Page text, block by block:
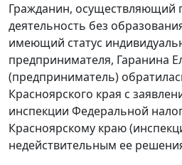
Гражданин, осуществляющий
деятельность без
имеющий статус
предпринимателя, Гаранина
(предприниматель)
Красноярского края с
инспекции Федеральной
Красноярскому краю
недействительным ее